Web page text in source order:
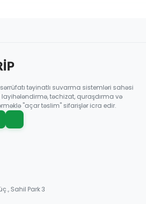
təyinatlı suvarma sistemləri sahəsi
layihələndirmə, təchizat, quraşdırma və
"açar təslim" sifarişlər icra edir.
Sahil Park 3